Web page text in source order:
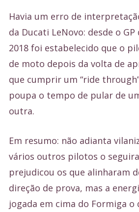
Havia um erro de
da Ducati LeNovo: desde o
2018 foi estabelecido que o
de moto depois da volta de
que cumprir um “ride
poupa o tempo de pular de
outra.
Em resumo: não adianta
vários outros pilotos o
prejudicou os que alinharam
direção de prova, mas a
jogada em cima do Formiga o